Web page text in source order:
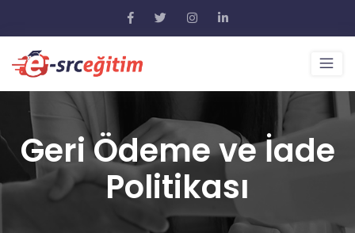
Geri Ödeme ve İade
Politikası